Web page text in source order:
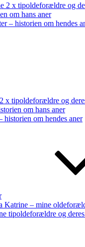
2 x tipoldeforældre og
om hans aner
– historien om hendes
x tipoldeforældre og
om hans aner
om hendes aner
Katrine – mine
tipoldeforældre og